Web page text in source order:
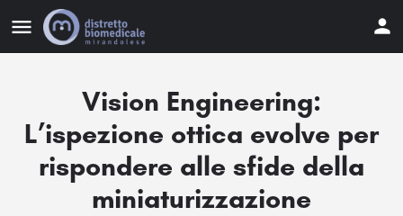
Vision Engineering:
L’ispezione ottica evolve per
rispondere alle sfide della
miniaturizzazione